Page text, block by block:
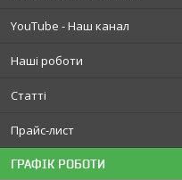
YouTube - Наш канал
Наші роботи
Статті
Прайс-лист
ГРАФІК РОБОТИ